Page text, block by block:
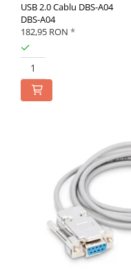
USB 2.0 Cablu DBS-A04
DBS-A04
182,95 RON *